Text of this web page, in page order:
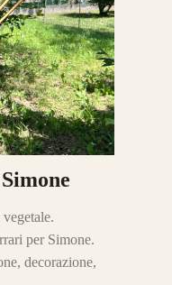
per Simone.
decorazione,